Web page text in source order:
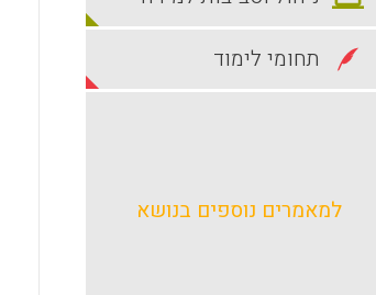
תחומי לימוד
למאמרים נוספים בנושא